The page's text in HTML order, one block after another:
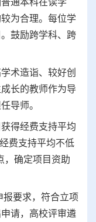
为合理。每位学
鼓励跨学科、跨
术造诣、较好创
长的教师作为导
导师。
得经费支持平均
费支持平均不低
，确定项目资助
要求，符合立项
请，高校评审遴